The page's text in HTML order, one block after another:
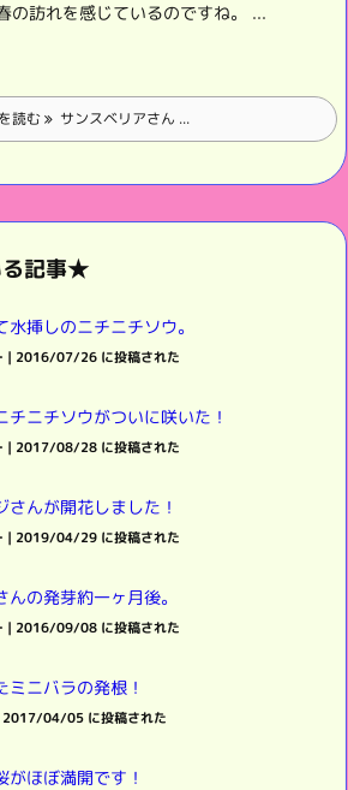
の訪れを感じているのですね。 ...
読む サンスベリアさん ...
記事★
水挿しのニチニチソウ。
| 2016/07/26 に投稿された
チニチソウがついに咲いた！
| 2017/08/28 に投稿された
さんが開花しました！
| 2019/04/29 に投稿された
んの発芽約一ヶ月後。
| 2016/09/08 に投稿された
ミニバラの発根！
2017/04/05 に投稿された
がほぼ満開です！